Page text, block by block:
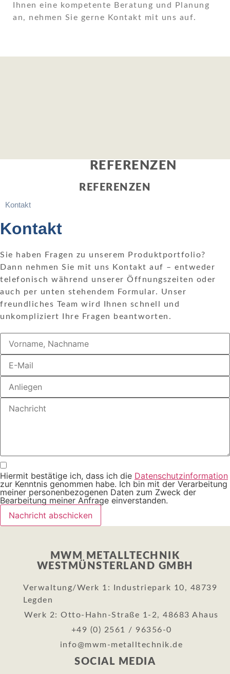
Ihnen eine kompetente Beratung und Planung
an, nehmen Sie gerne Kontakt mit uns auf.
REFERENZEN
REFERENZEN
Kontakt
Kontakt
Sie haben Fragen zu unserem Produktportfolio?
Dann nehmen Sie mit uns Kontakt auf – entweder
telefonisch während unserer Öffnungszeiten oder
auch per unten stehendem Formular. Unser
freundliches Team wird Ihnen schnell und
unkompliziert Ihre Fragen beantworten.
Hiermit bestätige ich, dass ich die Datenschutzinformation
zur Kenntnis genommen habe. Ich bin mit der Verarbeitung
meiner personenbezogenen Daten zum Zweck der
Bearbeitung meiner Anfrage einverstanden.
Nachricht abschicken
MWM METALLTECHNIK
WESTMÜNSTERLAND GMBH
Verwaltung/Werk 1: Industriepark 10, 48739
Legden
Werk 2: Otto-Hahn-Straße 1-2, 48683 Ahaus
+49 (0) 2561 / 96356-0
info@mwm-metalltechnik.de
SOCIAL MEDIA